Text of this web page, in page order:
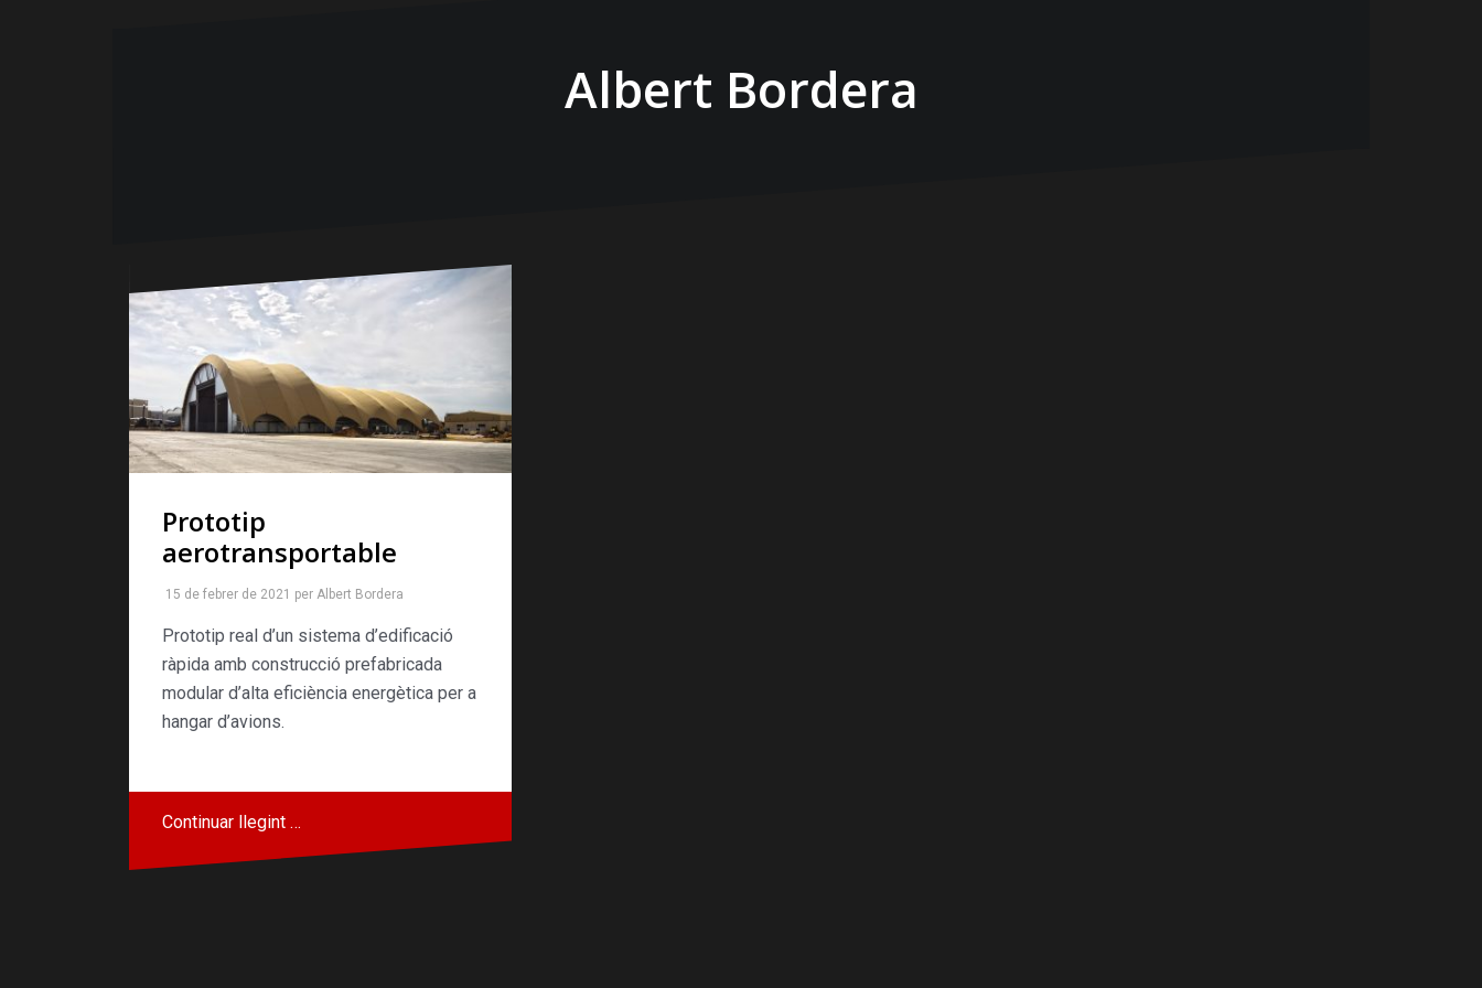
Albert Bordera
Prototip
aerotransportable
15 de febrer de 2021 per Albert Bordera
Prototip real d’un sistema d’edificació
ràpida amb construcció prefabricada
modular d’alta eficiència energètica per a
hangar d’avions.
Continuar llegint …